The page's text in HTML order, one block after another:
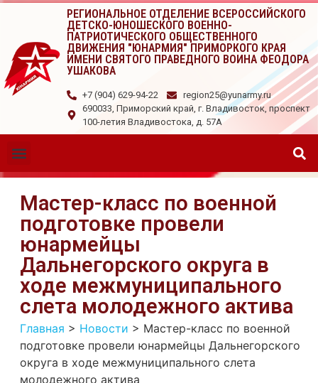
РЕГИОНАЛЬНОЕ ОТДЕЛЕНИЕ ВСЕРОССИЙСКОГО
ДЕТСКО-ЮНОШЕСКОГО ВОЕННО-
ПАТРИОТИЧЕСКОГО ОБЩЕСТВЕННОГО
ДВИЖЕНИЯ "ЮНАРМИЯ" ПРИМОРКОГО КРАЯ
ИМЕНИ СВЯТОГО ПРАВЕДНОГО ВОИНА ФЕОДОРА
УШАКОВА
+7 (904) 629-94-22
region25@yunarmy.ru
690033, Приморский край, г. Владивосток, проспект
100-летия Владивостока, д. 57А
Мастер-класс по военной
подготовке провели
юнармейцы
Дальнегорского округа в
ходе межмуниципального
слета молодежного актива
Главная > Новости > Мастер-класс по военной
подготовке провели юнармейцы Дальнегорского
округа в ходе межмуниципального слета
молодежного актива